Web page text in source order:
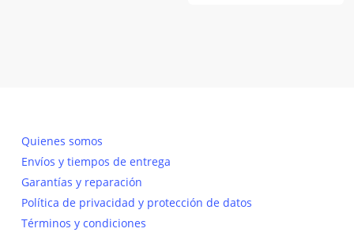
Quienes somos
Envíos y tiempos de entrega
Garantías y reparación
Política de privacidad y protección de datos
Términos y condiciones